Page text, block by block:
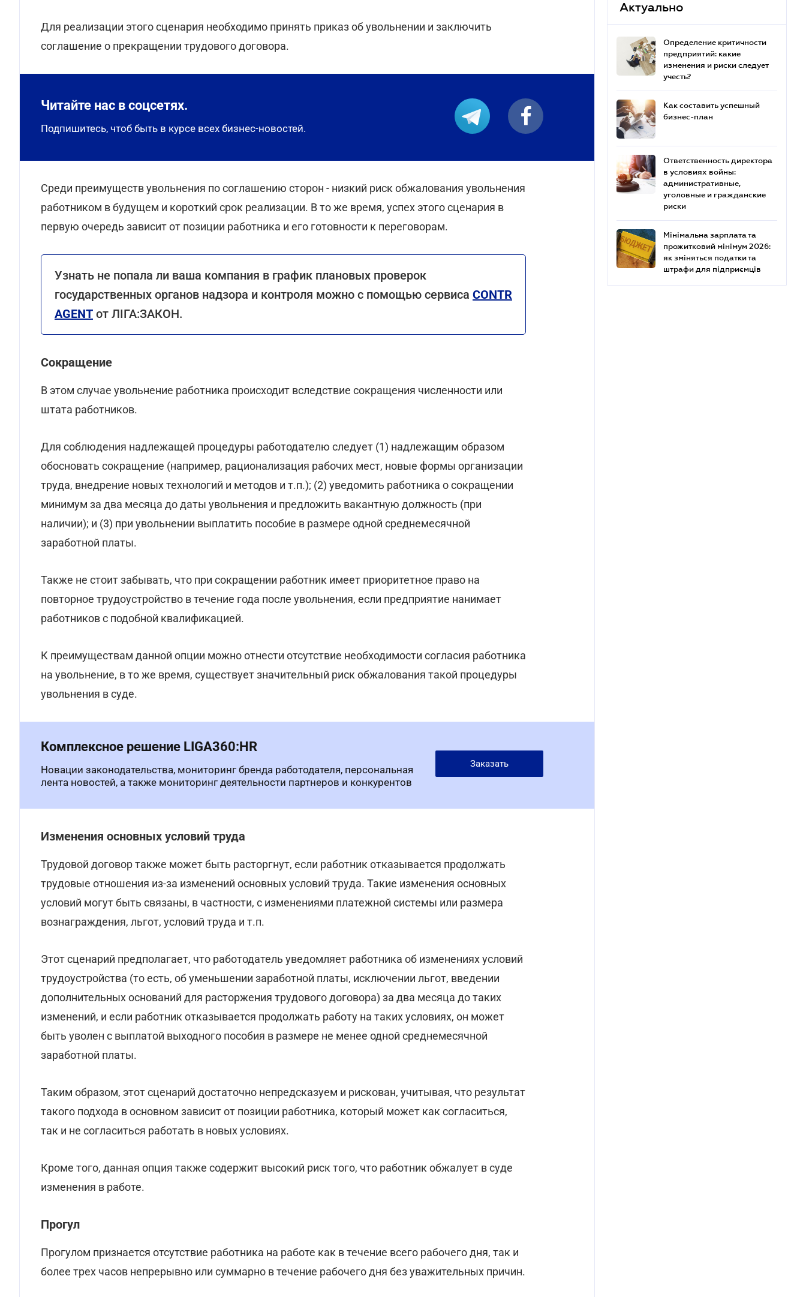
Для реализации этого сценария необходимо принять приказ об увольнении и заключить
соглашение о прекращении трудового договора.
Читайте нас в соцсетях.
Подпишитесь, чтоб быть в курсе всех бизнес-новостей.
Среди преимуществ увольнения по соглашению сторон - низкий риск обжалования увольнения
работником в будущем и короткий срок реализации. В то же время, успех этого сценария в
первую очередь зависит от позиции работника и его готовности к переговорам.
Узнать не попала ли ваша компания в график плановых проверок
государственных органов надзора и контроля можно с помощью сервиса CONTR
AGENT от ЛІГА:ЗАКОН.
Сокращение
В этом случае увольнение работника происходит вследствие сокращения численности или
штата работников.
Для соблюдения надлежащей процедуры работодателю следует (1) надлежащим образом
обосновать сокращение (например, рационализация рабочих мест, новые формы организации
труда, внедрение новых технологий и методов и т.п.); (2) уведомить работника о сокращении
минимум за два месяца до даты увольнения и предложить вакантную должность (при
наличии); и (3) при увольнении выплатить пособие в размере одной среднемесячной
заработной платы.
Также не стоит забывать, что при сокращении работник имеет приоритетное право на
повторное трудоустройство в течение года после увольнения, если предприятие нанимает
работников с подобной квалификацией.
К преимуществам данной опции можно отнести отсутствие необходимости согласия работника
на увольнение, в то же время, существует значительный риск обжалования такой процедуры
увольнения в суде.
Комплексное решение LIGA360:HR
Новации законодательства, мониторинг бренда работодателя, персональная
лента новостей, а также мониторинг деятельности партнеров и конкурентов
Заказать
Изменения основных условий труда
Трудовой договор также может быть расторгнут, если работник отказывается продолжать
трудовые отношения из-за изменений основных условий труда. Такие изменения основных
условий могут быть связаны, в частности, с изменениями платежной системы или размера
вознаграждения, льгот, условий труда и т.п.
Этот сценарий предполагает, что работодатель уведомляет работника об изменениях условий
трудоустройства (то есть, об уменьшении заработной платы, исключении льгот, введении
дополнительных оснований для расторжения трудового договора) за два месяца до таких
изменений, и если работник отказывается продолжать работу на таких условиях, он может
быть уволен с выплатой выходного пособия в размере не менее одной среднемесячной
заработной платы.
Таким образом, этот сценарий достаточно непредсказуем и рискован, учитывая, что результат
такого подхода в основном зависит от позиции работника, который может как согласиться,
так и не согласиться работать в новых условиях.
Кроме того, данная опция также содержит высокий риск того, что работник обжалует в суде
изменения в работе.
Прогул
Прогулом признается отсутствие работника на работе как в течение всего рабочего дня, так и
более трех часов непрерывно или суммарно в течение рабочего дня без уважительных причин.
Актуально
Определение критичности
предприятий: какие
изменения и риски следует
учесть?
Как составить успешный
бизнес-план
Ответственность директора
в условиях войны:
административные,
уголовные и гражданские
риски
Мінімальна зарплата та
прожитковий мінімум 2026:
як зміняться податки та
штрафи для підприємців